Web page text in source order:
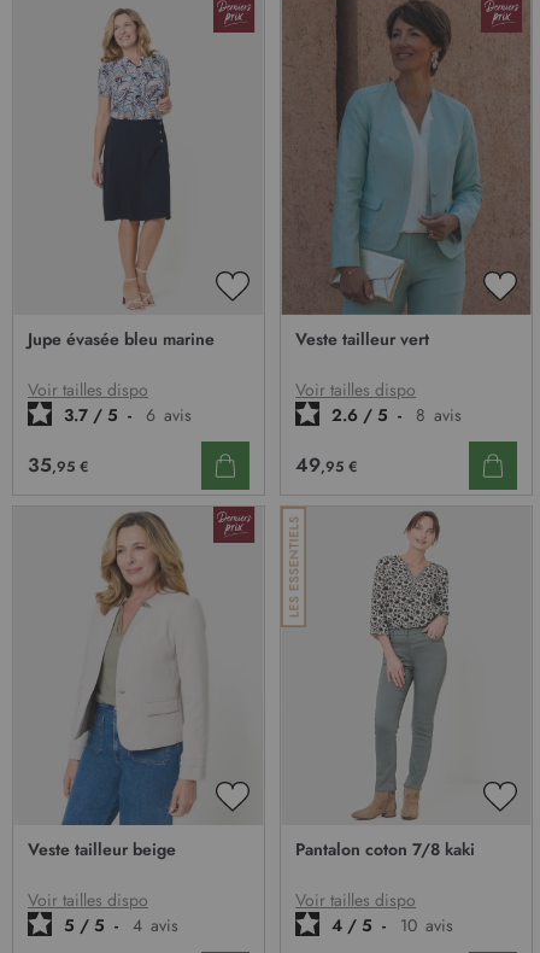
AJOUTER
D’ENVIE
Jupe évasée bleu marine
Voir tailles dispo
3.7 / 5 - 6 avis
35,95 €
Veste tailleur vert
Voir tailles dispo
2.6 / 5 - 8 avis
49,95 €
AJOUTER
D’ENVIE
Veste tailleur beige
Voir tailles dispo
5 / 5 - 4 avis
Pantalon coton 7/8 kaki
Voir tailles dispo
4 / 5 - 10 avis